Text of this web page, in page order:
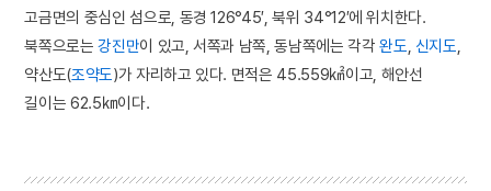
고금면의 중심인 섬으로, 동경 126°45′, 북위 34°12′에 위치한다.
북쪽으로는강진만이 있고, 서쪽과 남쪽, 동남쪽에는 각각완도 신지도
약산도(조약도)가 자리하고 있다. 면적은 45.559㎢이고, 해안선
길이는 62.5㎞이다.